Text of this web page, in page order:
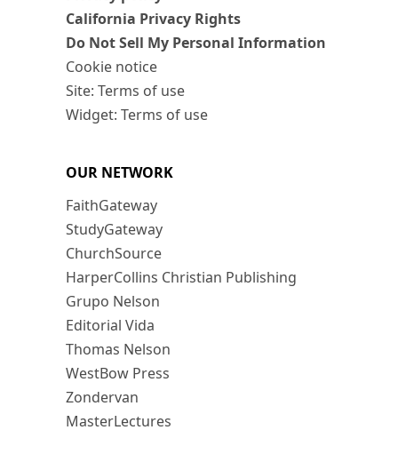
California Privacy Rights
Do Not Sell My Personal Information
Cookie notice
Site: Terms of use
Widget: Terms of use
OUR NETWORK
FaithGateway
StudyGateway
ChurchSource
HarperCollins Christian Publishing
Grupo Nelson
Editorial Vida
Thomas Nelson
WestBow Press
Zondervan
MasterLectures